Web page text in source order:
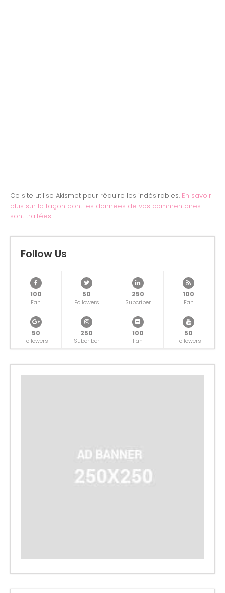
Ce site utilise Akismet pour réduire les indésirables. En savoir
plus sur la façon dont les données de vos commentaires
sont traitées.
Follow Us
100
Fan
50
Followers
250
Subcriber
100
Fan
50
Followers
250
Subcriber
100
Fan
50
Followers